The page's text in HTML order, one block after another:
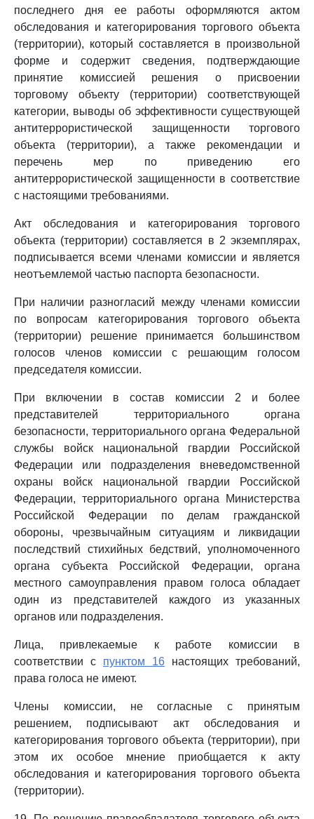
последнего дня ее работы оформляются актом
обследования и категорирования торгового объекта
(территории), который составляется в произвольной
форме и содержит сведения, подтверждающие
принятие комиссией решения о присвоении
торговому объекту (территории) соответствующей
категории, выводы об эффективности существующей
антитеррористической защищенности торгового
объекта (территории), а также рекомендации и
перечень мер по приведению его
антитеррористической защищенности в соответствие
с настоящими требованиями.
Акт обследования и категорирования торгового
объекта (территории) составляется в 2 экземплярах,
подписывается всеми членами комиссии и является
неотъемлемой частью паспорта безопасности.
При наличии разногласий между членами комиссии
по вопросам категорирования торгового объекта
(территории) решение принимается большинством
голосов членов комиссии с решающим голосом
председателя комиссии.
При включении в состав комиссии 2 и более
представителей территориального органа
безопасности, территориального органа Федеральной
службы войск национальной гвардии Российской
Федерации или подразделения вневедомственной
охраны войск национальной гвардии Российской
Федерации, территориального органа Министерства
Российской Федерации по делам гражданской
обороны, чрезвычайным ситуациям и ликвидации
последствий стихийных бедствий, уполномоченного
органа субъекта Российской Федерации, органа
местного самоуправления правом голоса обладает
один из представителей каждого из указанных
органов или подразделения.
Лица, привлекаемые к работе комиссии в
соответствии с пунктом 16 настоящих требований,
права голоса не имеют.
Члены комиссии, не согласные с принятым
решением, подписывают акт обследования и
категорирования торгового объекта (территории), при
этом их особое мнение приобщается к акту
обследования и категорирования торгового объекта
(территории).